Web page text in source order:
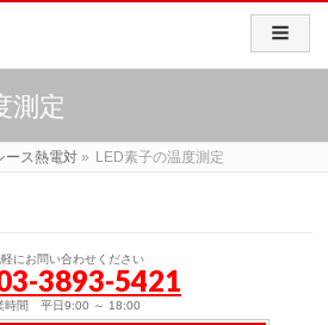
測定
ース熱電対 » LED素子の温度測定
軽にお問い合わせください
3893-5421
時間 平日9:00 ～ 18:00